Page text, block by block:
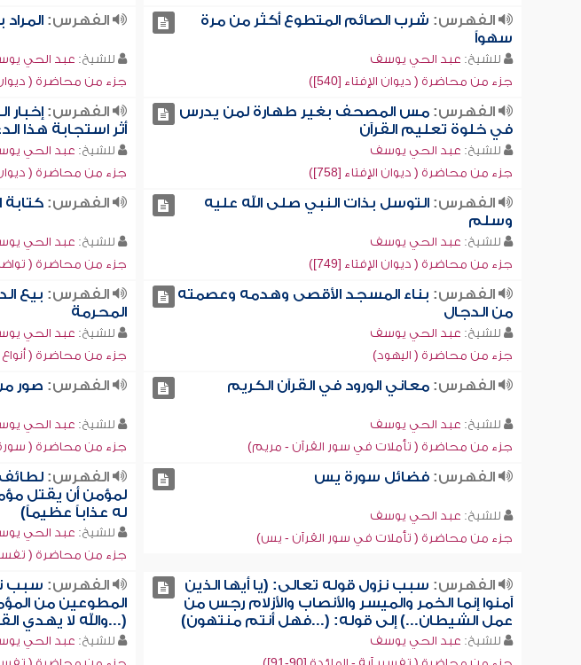
الفهرس: شرب الصائم المتطوع أكثر من مرة
سهواً
للشيخ: عبد الحي يوسف
جزء من محاضرة ( ديوان الإفتاء [540])
الفهرس:
للشيخ: عبد الحي
جزء من محاضرة ( ديوان
الفهرس:مس المصحف بغير طهارة لمن يدرس
في خلوة تعليم القرآن
للشيخ: عبد الحي يوسف
جزء من محاضرة ( ديوان الإفتاء [758])
الفهرس: إخبار
أثر استجابة هذا
للشيخ: عبد الحي
جزء من محاضرة ( ديوان
الفهرس:التوسل بذات النبي صلى الله عليه
وسلم
للشيخ: عبد الحي يوسف
جزء من محاضرة ( ديوان الإفتاء [749])
الفهرس: كتابة
للشيخ: عبد الحي
جزء من محاضرة (
الفهرس: بناء المسجد الأقصى وهدمه وعصمته
من الدجال
للشيخ: عبد الحي يوسف
جزء من محاضرة ( اليهود)
الفهرس: بيع
المحرمة
للشيخ: عبد الحي
جزء من محاضرة ( أنواع
الفهرس:معاني الورود في القرآن الكريم
للشيخ: عبد الحي يوسف
جزء من محاضرة ( تأملات في سور القرآن - مريم)
الفهرس: صور
للشيخ: عبد الحي
جزء من محاضرة ( سورة
الفهرس:فضائل سورة يس
للشيخ: عبد الحي يوسف
جزء من محاضرة ( تأملات في سور القرآن - يس)
الفهرس:
لمؤمن أن يقتل
له عذاباً عظيماً)
للشيخ: عبد الحي
جزء من محاضرة ( تفسير
الفهرس: سبب نزول قوله تعالى: (يا أيها الذين
آمنوا إنما الخمر والميسر والأنصاب والأزلام رجس من
عمل الشيطان...) إلى قوله: (...فهل أنتم منتهون)
للشيخ: عبد الحي يوسف
الفهرس: سبب
المطوعين من
(...والله لا يهدي
للشيخ: عبد الحي